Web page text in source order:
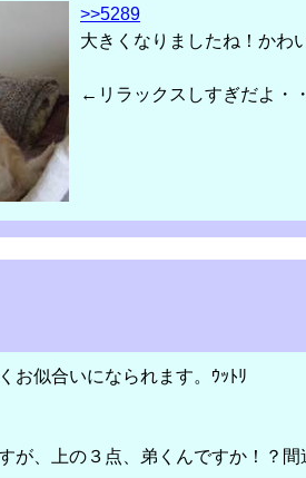
>>5289
大きくなりましたね！かわ
←リラックスしすぎだよ・
お似合いになられます。ｳｯﾄﾘ
が、上の３点、弟くんですか！？